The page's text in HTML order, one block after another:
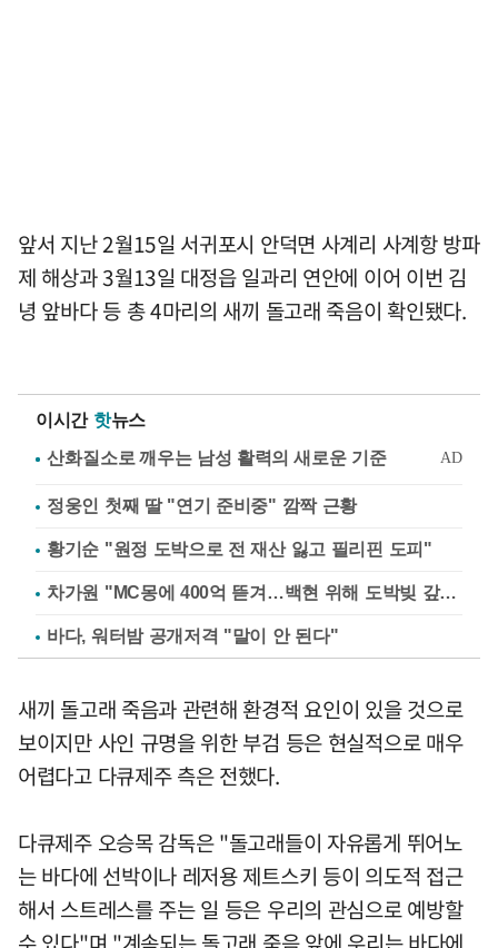
앞서 지난 2월15일 서귀포시 안덕면 사계리 사계항 방파
제 해상과 3월13일 대정읍 일과리 연안에 이어 이번 김
녕 앞바다 등 총 4마리의 새끼 돌고래 죽음이 확인됐다.
이시간 핫뉴스
정웅인 첫째 딸 "연기 준비중" 깜짝 근황
황기순 "원정 도박으로 전 재산 잃고 필리핀 도피"
차가원 "MC몽에 400억 뜯겨…백현 위해 도박빚 갚아줘"
바다, 워터밤 공개저격 "말이 안 된다"
새끼 돌고래 죽음과 관련해 환경적 요인이 있을 것으로
보이지만 사인 규명을 위한 부검 등은 현실적으로 매우
어렵다고 다큐제주 측은 전했다.
다큐제주 오승목 감독은 "돌고래들이 자유롭게 뛰어노
는 바다에 선박이나 레저용 제트스키 등이 의도적 접근
해서 스트레스를 주는 일 등은 우리의 관심으로 예방할